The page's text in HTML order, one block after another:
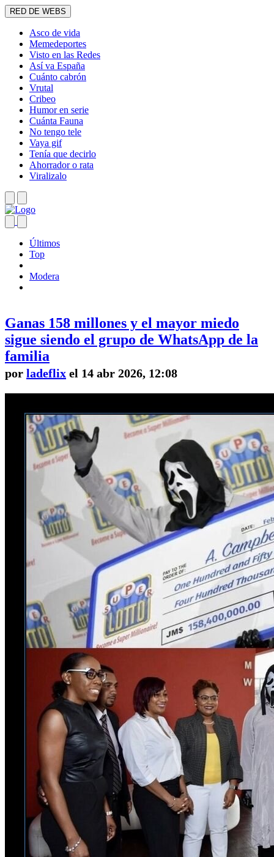
RED DE WEBS
Asco de vida
Memedeportes
Visto en las Redes
Así va España
Cuánto cabrón
Vrutal
Cribeo
Humor en serie
Cuánta Fauna
No tengo tele
Vaya gif
Tenía que decirlo
Ahorrador o rata
Viralizalo
Últimos
Top
Modera
Ganas 158 millones y el mayor miedo
sigue siendo el grupo de WhatsApp de la
familia
por ladeflix el 14 abr 2026, 12:08